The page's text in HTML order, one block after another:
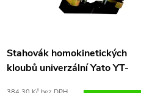
Stahovák homokinetických
kloubů univerzální Yato YT-